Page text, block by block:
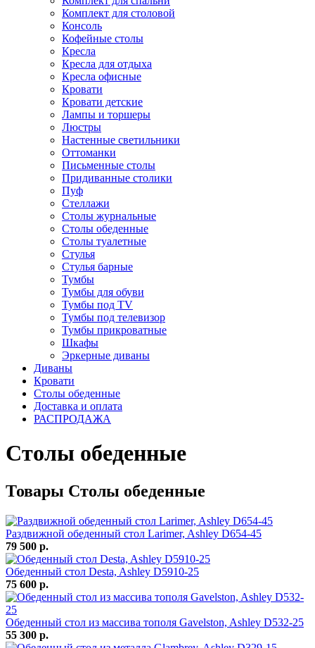
Комплект для столовой
Консоль
Кофейные столы
Кресла
Кресла для отдыха
Кресла офисные
Кровати
Кровати детские
Лампы и торшеры
Люстры
Настенные светильники
Оттоманки
Письменные столы
Придиванные столики
Пуф
Стеллажи
Столы журнальные
Столы обеденные
Столы туалетные
Стулья
Стулья барные
Тумбы
Тумбы для обуви
Тумбы под TV
Тумбы под телевизор
Тумбы прикроватные
Шкафы
Эркерные диваны
Диваны
Кровати
Столы обеденные
Доставка и оплата
РАСПРОДАЖА
Столы обеденные
Товары Столы обеденные
Раздвижной обеденный стол Larimer, Ashley D654-45
79 500 р.
Обеденный стол Desta, Ashley D5910-25
75 600 р.
Обеденный стол из массива тополя Gavelston, Ashley D532-25
55 300 р.